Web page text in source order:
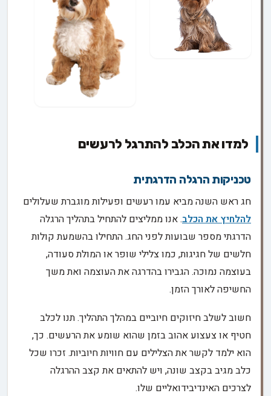
למדו את הכלב להתרגל לרעשים
טכניקות הרגלה הדרגתית
חג ראש השנה מביא עמו רעשים ופעילות מוגברת שעלולים
להלחיץ את הכלב. אנו ממליצים להתחיל בתהליך הרגלה
הדרגתי מספר שבועות לפני החג. התחילו בהשמעת קולות
חלשים של חגיגות, כמו צלילי שופר או המולת סעודה,
בעוצמה נמוכה. הגבירו בהדרגה את העוצמה ואת משך
החשיפה לאורך הזמן.
חשוב לשלב חיזוקים חיוביים במהלך התהליך. תנו לכלב
חטיף או צעצוע אהוב בזמן שהוא שומע את הרעשים. כך,
הוא ילמד לקשר את הצלילים עם חוויות חיוביות. זכרו שכל
כלב מגיב בקצב שונה, ויש להתאים את קצב ההרגלה
לצרכים האינדיבידואליים שלו.